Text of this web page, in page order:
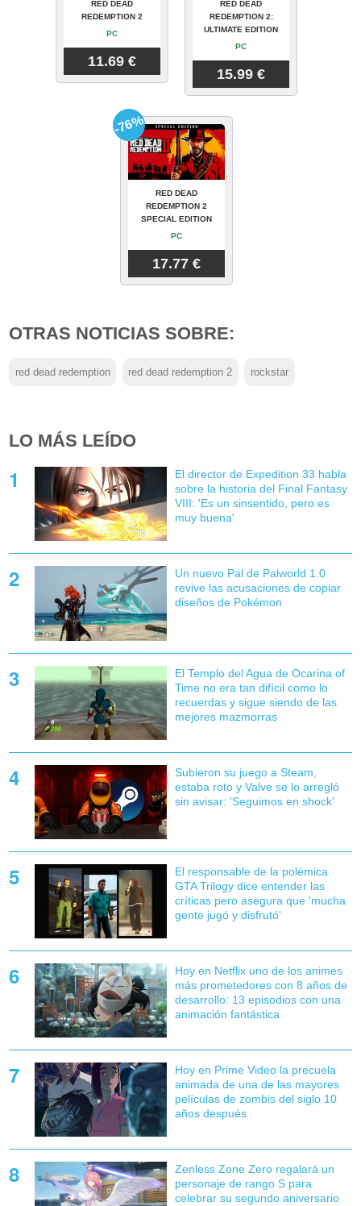
RED DEAD
REDEMPTION 2
PC
11.69 €
RED DEAD
REDEMPTION 2:
ULTIMATE EDITION
PC
15.99 €
RED DEAD
REDEMPTION 2
SPECIAL EDITION
PC
17.77 €
-76%
OTRAS NOTICIAS SOBRE:
red dead redemption red dead redemption 2 rockstar
LO MÁS LEÍDO
El director de Expedition 33 habla
sobre la historia del Final Fantasy
VIII: 'Es un sinsentido, pero es
muy buena'
Un nuevo Pal de Palworld 1.0
revive las acusaciones de copiar
diseños de Pokémon
El Templo del Agua de Ocarina of
Time no era tan difícil como lo
recuerdas y sigue siendo de las
mejores mazmorras
Subieron su juego a Steam,
estaba roto y Valve se lo arregló
sin avisar: 'Seguimos en shock'
El responsable de la polémica
GTA Trilogy dice entender las
críticas pero asegura que 'mucha
gente jugó y disfrutó'
Hoy en Netflix uno de los animes
más prometedores con 8 años de
desarrollo: 13 episodios con una
animación fantástica
Hoy en Prime Video la precuela
animada de una de las mayores
películas de zombis del siglo 10
años después
Zenless Zone Zero regalará un
personaje de rango S para
celebrar su segundo aniversario